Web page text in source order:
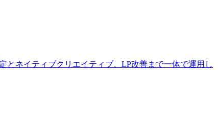
とネイティブクリエイティブ、LP改善まで一体で運用し